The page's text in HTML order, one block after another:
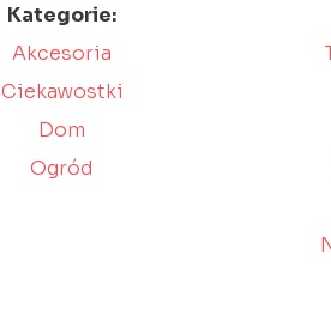
Kategorie:
Akcesoria
Ciekawostki
Dom
Ogród